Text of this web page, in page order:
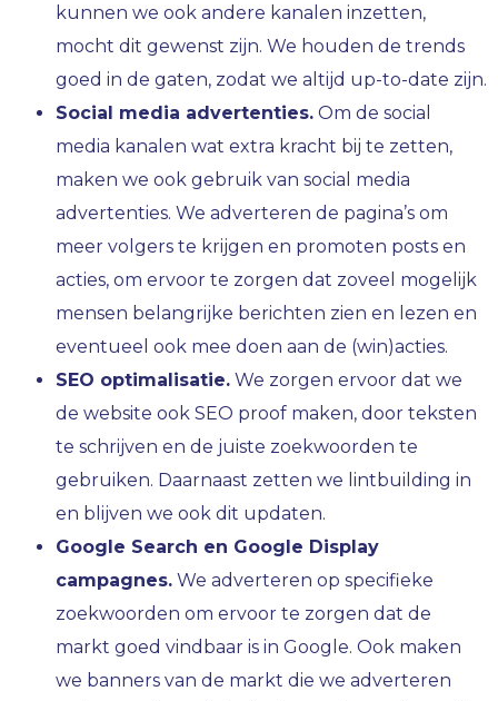
kunnen we ook andere kanalen inzetten,
mocht dit gewenst zijn. We houden de trends
goed in de gaten, zodat we altijd up-to-date zijn.
Social media advertenties. Om de social
media kanalen wat extra kracht bij te zetten,
maken we ook gebruik van social media
advertenties. We adverteren de pagina’s om
meer volgers te krijgen en promoten posts en
acties, om ervoor te zorgen dat zoveel mogelijk
mensen belangrijke berichten zien en lezen en
eventueel ook mee doen aan de (win)acties.
SEO optimalisatie. We zorgen ervoor dat we
de website ook SEO proof maken, door teksten
te schrijven en de juiste zoekwoorden te
gebruiken. Daarnaast zetten we lintbuilding in
en blijven we ook dit updaten.
Google Search en Google Display
campagnes. We adverteren op specifieke
zoekwoorden om ervoor te zorgen dat de
markt goed vindbaar is in Google. Ook maken
we banners van de markt die we adverteren